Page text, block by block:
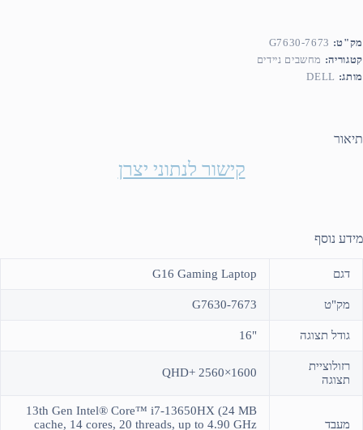
מק"ט: G7630-7673
קטגוריה: מחשבים ניידים
מותג: DELL
תיאור
קישור לנתוני יצרן
מידע נוסף
דגם G16 Gaming Laptop
מק"ט G7630-7673
גודל תצוגה "16
רזולוציית
תצוגה
QHD+ 2560×1600
מעבד
13th Gen Intel® Core™ i7-13650HX (24 MB
cache, 14 cores, 20 threads, up to 4.90 GHz